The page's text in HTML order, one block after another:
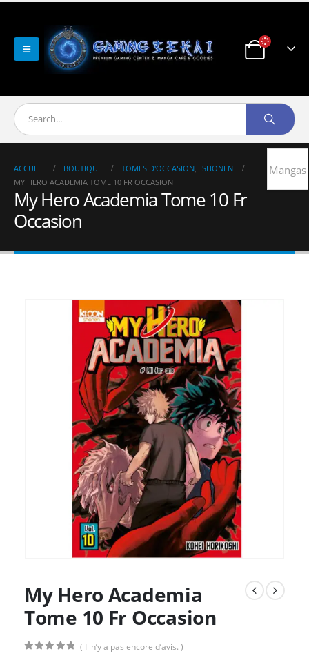
ACCUEIL BOUTIQUE TOMES D'OCCASION
SHONEN
MY HERO ACADEMIA TOME 10 FR OCCASION
My Hero Academia Tome 10 Fr
Occasion
My Hero Academia
Tome 10 Fr Occasion
( Il n’y a pas encore d’avis. )
Mangas